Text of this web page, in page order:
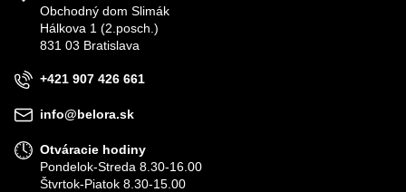
Obchodný dom Slimák
Hálkova 1 (2.posch.)
831 03 Bratislava
+421 907 426 661
info@belora.sk
Otváracie hodiny
Pondelok-Streda 8.30-16.00
Štvrtok-Piatok 8.30-15.00